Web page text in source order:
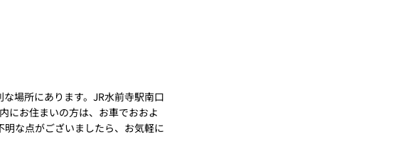
場所にあります。JR水前寺駅南口
にお住まいの方は、お車でおおよ
な点がございましたら、お気軽に